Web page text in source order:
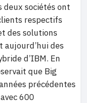
deux sociétés ont
respectifs
des solutions
aujourd’hui des
d’IBM. En
que Big
précédentes
600